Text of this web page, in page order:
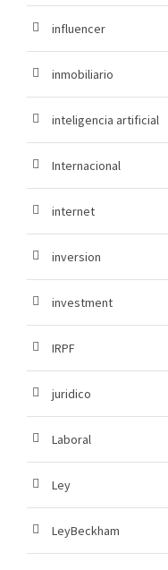
influencer
inmobiliario
inteligencia artificial
Internacional
internet
inversion
investment
IRPF
juridico
Laboral
Ley
LeyBeckham